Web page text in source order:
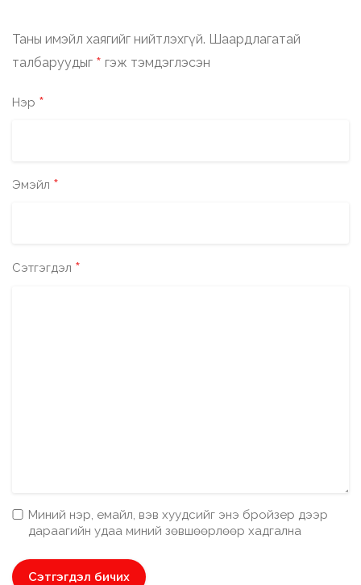
Таны имэйл хаягийг нийтлэхгүй. Шаардлагатай
талбаруудыг * гэж тэмдэглэсэн
Нэр *
Эмэйл *
Сэтгэгдэл *
Миний нэр, емайл, вэв хуудсийг энэ бройзер дээр
дараагийн удаа миний зөвшөөрлөөр хадгална